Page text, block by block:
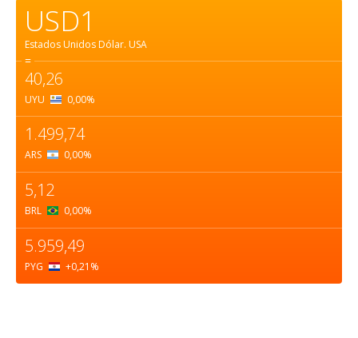
USD1
Estados Unidos Dólar. USA
=
40,26
UYU 0,00%
1.499,74
ARS 0,00%
5,12
BRL 0,00%
5.959,49
PYG +0,21 %